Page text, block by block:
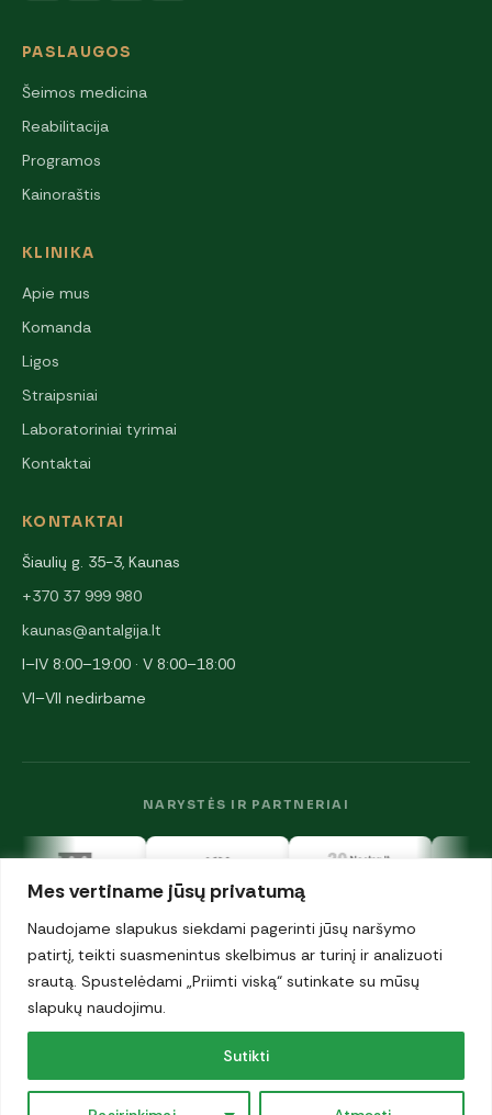
Mes vertiname jūsų privatumą
Naudojame slapukus siekdami pagerinti jūsų naršymo
patirtį, teikti suasmenintus skelbimus ar turinį ir analizuoti
srautą. Spustelėdami „Priimti viską“ sutinkate su mūsų
slapukų naudojimu.
Sutikti
PASLAUGOS
Šeimos medicina
Reabilitacija
Programos
Kainoraštis
KLINIKA
Apie mus
Komanda
Ligos
Straipsniai
Laboratoriniai tyrimai
Kontaktai
KONTAKTAI
Šiaulių g. 35-3, Kaunas
+370 37 999 980
kaunas@antalgija.lt
I–IV 8:00–19:00 · V 8:00–18:00
VI–VII nedirbame
NARYSTĖS IR PARTNERIAI
© 2026 UAB „Antalgija". Visos teisės saugomos.
·
Slapukai